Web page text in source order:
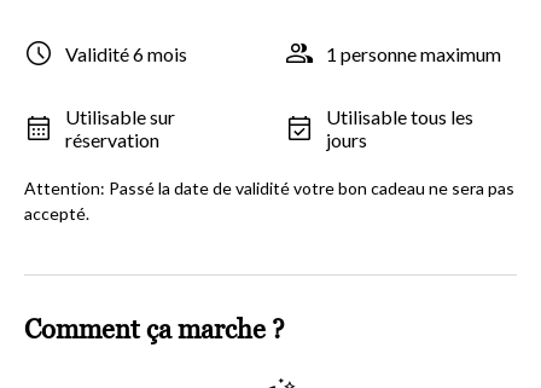
Validité 6 mois 1 personne maximum
Utilisable sur
réservation
Utilisable tous les
jours
Attention: Passé la date de validité votre bon cadeau ne sera pas
accepté.
Comment ça marche ?